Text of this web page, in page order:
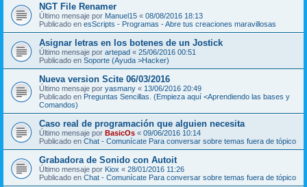
NGT File Renamer
Último mensaje por Manuel15 « 08/08/2016 18:13
Publicado en esScripts - Programas - Abre tus creaciones maravillosas
Asignar letras en los botenes de un Jostick
Último mensaje por artepad « 25/06/2016 00:51
Publicado en Soporte (Ayuda >Hacker)
Nueva version Scite 06/03/2016
Último mensaje por yasmany « 13/06/2016 20:49
Publicado en Preguntas Sencillas. (Empieza aquí <Aprendiendo las bases y
Comandos)
Caso real de programación que alguien necesita
Último mensaje por BasicOs « 09/06/2016 10:14
Publicado en Chat - Comunícate Para conversar sobre temas fuera de tópico
Grabadora de Sonido con Autoit
Último mensaje por Kiox « 28/01/2016 11:26
Publicado en Chat - Comunícate Para conversar sobre temas fuera de tópico